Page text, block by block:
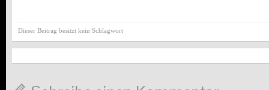
Dieser Beitrag besitzt kein Schlagwort